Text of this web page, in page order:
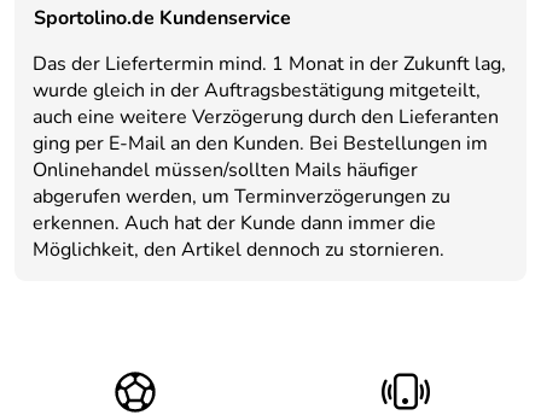
Sportolino.de Kundenservice
Das der Liefertermin mind. 1 Monat in der Zukunft lag,
wurde gleich in der Auftragsbestätigung mitgeteilt,
auch eine weitere Verzögerung durch den Lieferanten
ging per E-Mail an den Kunden. Bei Bestellungen im
Onlinehandel müssen/sollten Mails häufiger
abgerufen werden, um Terminverzögerungen zu
erkennen. Auch hat der Kunde dann immer die
Möglichkeit, den Artikel dennoch zu stornieren.